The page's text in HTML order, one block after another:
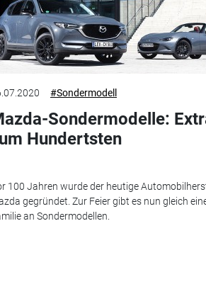
#Sondermodell
Sondermodelle:
Hundertsten
100 Jahren wurde der heutige
gegründet. Zur Feier gibt es nun gleich
an Sondermodellen.